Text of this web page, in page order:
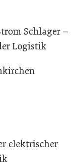
Schlager –
Logistik
elektrischer